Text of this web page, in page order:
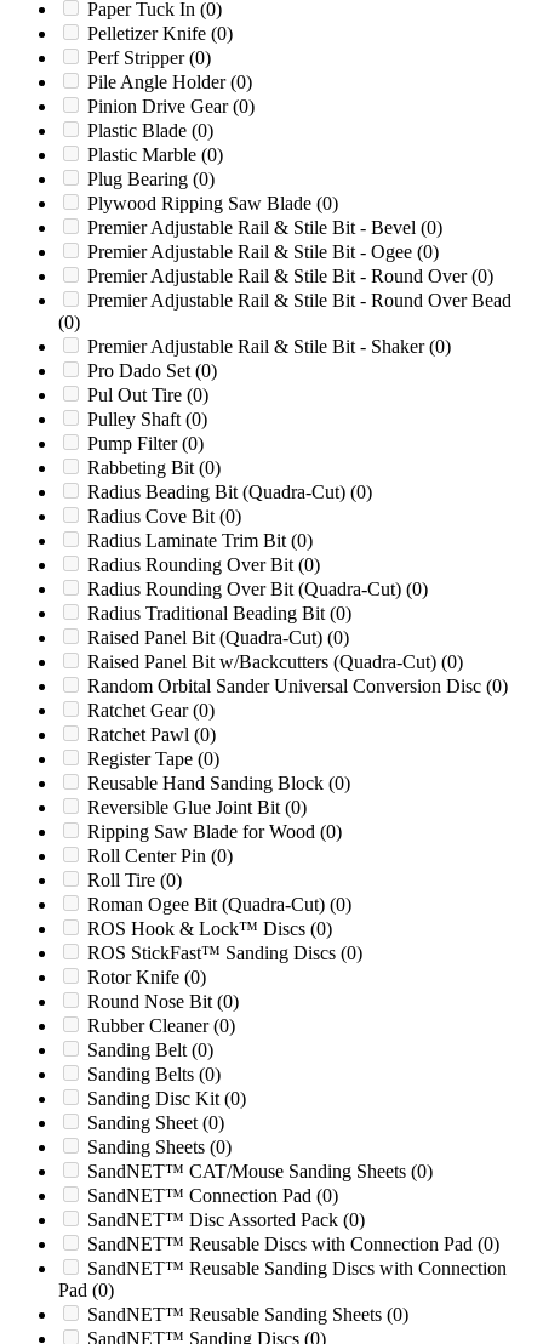
LC56 (0)
LD-7(0)
Liberty(0)
LM600/1000(0)
M12(0)
M12R(0)
M12R Beever (0)
M12RX(0)
M14R(0)
M15R(0)
M15RX(0)
M18R(0)
M18RX(0)
M6R(0)
Marathon (0)
Mark I(0)
Mark II(0)
Mark II & III Series
Mark II 8-Page Drive
Mark II Gear Train(0)
Mark II IMP. 200(0)
MC28 (0)
MC56 (0)
MD1260(0)
MD1626(0)
MF760(0)
MF860(0)
MKI(0)
Mod I(0)
Model 10(0)
Model 16 Super Beever
Model 65(0)
Morbark Model 16 Super Reever
Most Gear Driven Stackers(0)
MPG 1636 (0)
MPG 1760(0)
MPG C1756SR(0)
MPG CS1756SR(0)
MS548(0)
MS560(0)
MS572(0)
MS661 (0)
MS880(0)
MX530 (0)
MX530R(0)
MX548 (0)
MX548R(0)
Nelmor 1220(0)
Nelmor 1424M(0)
Nelmor 1424M1(0)
Nelmor 1436(0)
Nelmor G1224P(0)
Nelmor G1424MB
Nelmor G1436MB(0)
Paper Tuck In (0)
Pelletizer Knife (0)
Perf Stripper(0)
Pile Angle Holder(0)
Pinion Drive Gear(0)
Plastic Blade (0)
Plastic Marble (0)
Plug Bearing (0)
Plywood Ripping Saw Blade (0)
Premier Adjustable Rail & Stile Bit - Bevel (0)
Premier Adjustable Rail & Stile Bit - Ogee (0)
Premier Adjustable Rail & Stile Bit - Round Over(0)
Premier Adjustable Rail & Stile Bit - Round Over Bead
(0)
Premier Adjustable Rail & Stile Bit - Shaker(0)
Pro Dado Set (0)
Pul Out Tire (0)
Pulley Shaft (0)
Pump Filter(0)
Rabbeting Bit (0)
Radius Beading Bit (Quadra-Cut) (0)
Radius Cove Bit (0)
Radius Laminate Trim Bit (0)
Radius Rounding Over Bit (0)
Radius Rounding Over Bit (Quadra-Cut) (0)
Radius Traditional Beading Bit (0)
Raised Panel Bit (Quadra-Cut) (0)
Raised Panel Bit w/Backcutters (Quadra-Cut) (0)
Random Orbital Sander Universal Conversion Disc (0)
Ratchet Gear(0)
Ratchet Pawl (0)
Register Tape (0)
Reusable Hand Sanding Block (0)
Reversible Glue Joint Bit (0)
Ripping Saw Blade for Wood (0)
Roll Center Pin (0)
Roll Tire (0)
Roman Ogee Bit (Quadra-Cut) (0)
ROS Hook & Lock™ Discs (0)
ROS StickFast™ Sanding Discs (0)
Rotor Knife (0)
Round Nose Bit (0)
Rubber Cleaner(0)
Sanding Belt (0)
Sanding Belts (0)
Sanding Disc Kit (0)
Sanding Sheet (0)
Sanding Sheets (0)
SandNET™ CAT/Mouse Sanding Sheets (0)
SandNET™ Connection Pad (0)
SandNET™ Disc Assorted Pack (0)
SandNET™ Reusable Discs with Connection Pad (0)
SandNET™ Reusable Sanding Discs with Connection
Pad (0)
SandNET™ Reusable Sanding Sheets (0)
SandNET™ Sanding Discs (0)